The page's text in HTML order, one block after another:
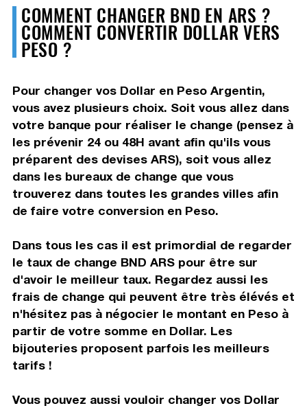
COMMENT CHANGER BND EN ARS ?
COMMENT CONVERTIR DOLLAR VERS
PESO ?
Pour changer vos Dollar en Peso Argentin,
vous avez plusieurs choix. Soit vous allez dans
votre banque pour réaliser le change (pensez à
les prévenir 24 ou 48H avant afin qu'ils vous
préparent des devises ARS), soit vous allez
dans les bureaux de change que vous
trouverez dans toutes les grandes villes afin
de faire votre conversion en Peso.
Dans tous les cas il est primordial de regarder
le taux de change BND ARS pour être sur
d'avoir le meilleur taux. Regardez aussi les
frais de change qui peuvent être très élévés et
n'hésitez pas à négocier le montant en Peso à
partir de votre somme en Dollar. Les
bijouteries proposent parfois les meilleurs
tarifs !
Vous pouvez aussi vouloir changer vos Dollar